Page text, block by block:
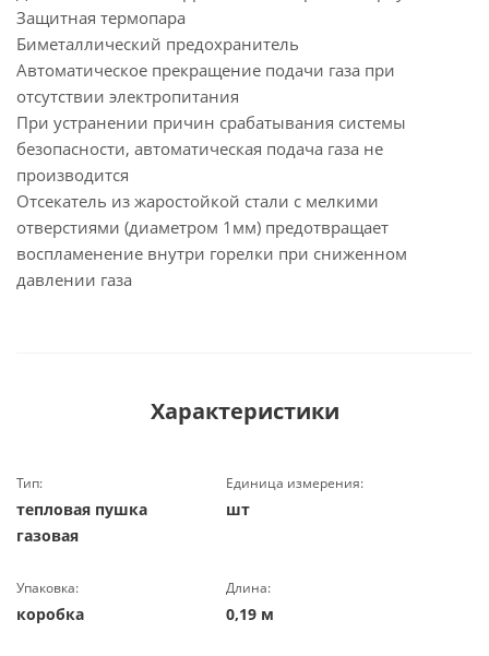
Защитная термопара
Биметаллический предохранитель
Автоматическое прекращение подачи газа при
отсутствии электропитания
При устранении причин срабатывания системы
безопасности, автоматическая подача газа не
производится
Отсекатель из жаростойкой стали с мелкими
отверстиями (диаметром 1мм) предотвращает
воспламенение внутри горелки при сниженном
давлении газа
Характеристики
Тип:
тепловая пушка
газовая
Единица измерения:
шт
Упаковка:
коробка
Длина:
0,19 м